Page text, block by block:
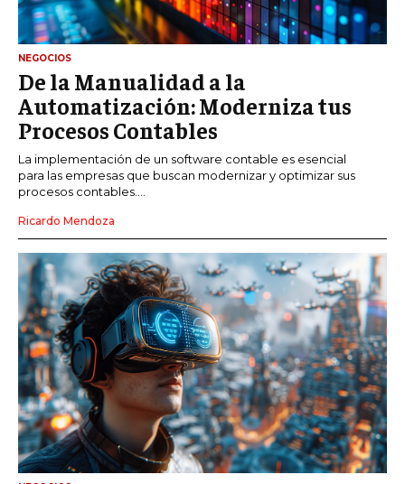
NEGOCIOS
De la Manualidad a la
Automatización: Moderniza tus
Procesos Contables
La implementación de un software contable es esencial
para las empresas que buscan modernizar y optimizar sus
procesos contables....
Ricardo Mendoza